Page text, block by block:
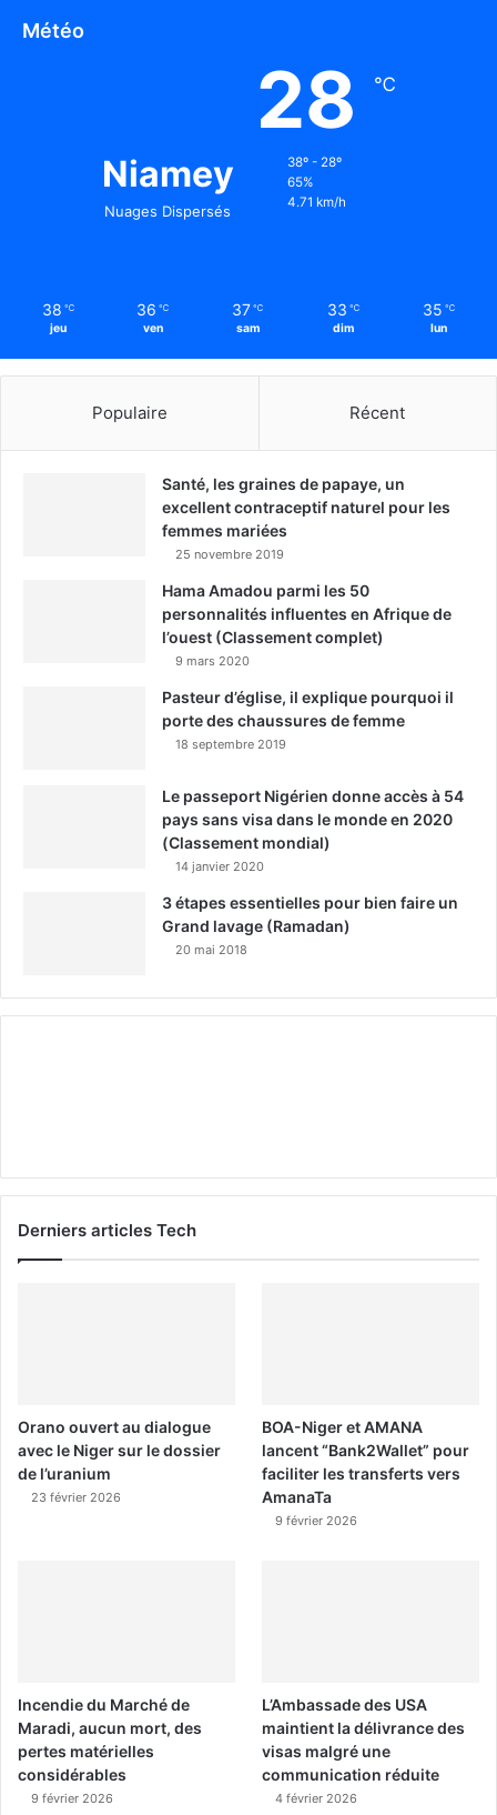
Météo
Niamey
Nuages Dispersés
28 ℃
38º - 28º
65%
4.71 km/h
38 ℃
jeu
36 ℃
ven
37 ℃
sam
33 ℃
dim
35 ℃
lun
Populaire Récent
Santé, les graines de papaye, un
excellent contraceptif naturel pour les
femmes mariées
25 novembre 2019
Hama Amadou parmi les 50
personnalités influentes en Afrique de
l’ouest (Classement complet)
9 mars 2020
Pasteur d’église, il explique pourquoi il
porte des chaussures de femme
18 septembre 2019
Le passeport Nigérien donne accès à 54
pays sans visa dans le monde en 2020
(Classement mondial)
14 janvier 2020
3 étapes essentielles pour bien faire un
Grand lavage (Ramadan)
20 mai 2018
Derniers articles Tech
Orano ouvert au dialogue
avec le Niger sur le dossier
de l’uranium
23 février 2026
BOA-Niger et AMANA
lancent “Bank2Wallet” pour
faciliter les transferts vers
AmanaTa
9 février 2026
Incendie du Marché de
Maradi, aucun mort, des
pertes matérielles
considérables
9 février 2026
L’Ambassade des USA
maintient la délivrance des
visas malgré une
communication réduite
4 février 2026